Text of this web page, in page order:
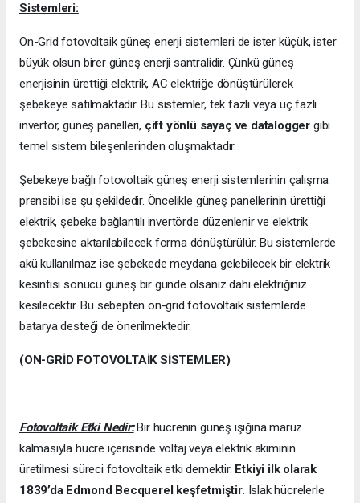
Sistemleri:
On-Grid fotovoltaik güneş enerji sistemleri de ister küçük, ister
büyük olsun birer güneş enerji santralidir. Çünkü güneş
enerjisinin ürettiği elektrik, AC elektriğe dönüştürülerek
şebekeye satılmaktadır. Bu sistemler, tek fazlı veya üç fazlı
invertör, güneş panelleri, çift yönlü sayaç ve datalogger gibi
temel sistem bileşenlerinden oluşmaktadır.
Şebekeye bağlı fotovoltaik güneş enerji sistemlerinin çalışma
prensibi ise şu şekildedir. Öncelikle güneş panellerinin ürettiği
elektrik, şebeke bağlantılı invertörde düzenlenir ve elektrik
şebekesine aktarılabilecek forma dönüştürülür. Bu sistemlerde
akü kullanılmaz ise şebekede meydana gelebilecek bir elektrik
kesintisi sonucu güneş bir günde olsanız dahi elektriğiniz
kesilecektir. Bu sebepten on-grid fotovoltaik sistemlerde
batarya desteği de önerilmektedir.
(ON-GRİD FOTOVOLTAİK SİSTEMLER)
Fotovoltaik Etki Nedir:Bir hücrenin güneş ışığına maruz
kalmasıyla hücre içerisinde voltaj veya elektrik akımının
üretilmesi süreci fotovoltaik etki demektir. Etkiyi ilk olarak
1839’da Edmond Becquerel keşfetmiştir. Islak hücrelerle